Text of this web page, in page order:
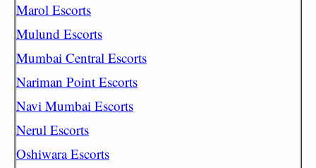
Marol Escorts
Mulund Escorts
Mumbai Central Escorts
Nariman Point Escorts
Navi Mumbai Escorts
Nerul Escorts
Oshiwara Escorts